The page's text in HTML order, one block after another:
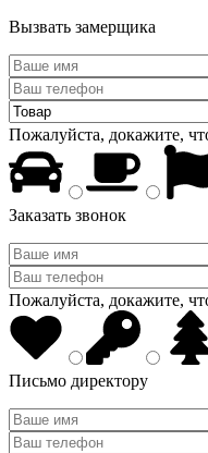
Вызвать замерщика
Пожалуйста, докажите,
Заказать звонок
Пожалуйста, докажите,
Письмо директору